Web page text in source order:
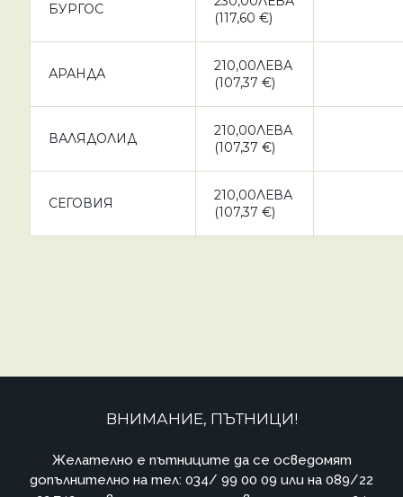
БУРГОС
(117,60 €)
АРАНДА
210,00ЛЕВА
(107,37 €)
ВАЛЯДОЛИД
210,00ЛЕВА
(107,37 €)
СЕГОВИЯ
210,00ЛЕВА
(107,37 €)
ВНИМАНИЕ, ПЪТНИЦИ!
Желателно е пътниците да се осведомят
допълнително на тел: 034/ 99 00 09 или на 089/22